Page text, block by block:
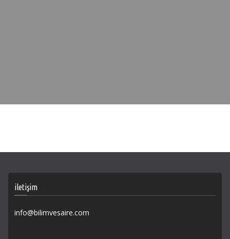
iletişim
info@bilimvesaire.com